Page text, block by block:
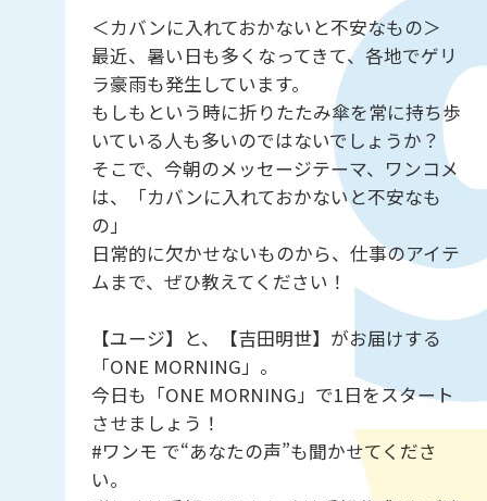
＜カバンに入れておかないと不安なもの＞
最近、暑い日も多くなってきて、各地でゲリ
ラ豪雨も発生しています。
もしもという時に折りたたみ傘を常に持ち歩
いている人も多いのではないでしょうか？
そこで、今朝のメッセージテーマ、ワンコメ
は、「カバンに入れておかないと不安なも
の」
日常的に欠かせないものから、仕事のアイテ
ムまで、ぜひ教えてください！
【ユージ】と、【吉田明世】がお届けする
「ONE MORNING」。
今日も「ONE MORNING」で1日をスタート
させましょう！
#ワンモ で“あなたの声”も聞かせてくださ
い。